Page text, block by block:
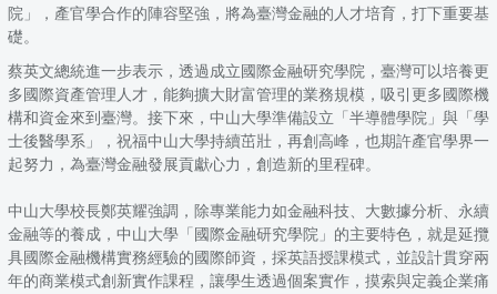
院」，產官學合作的陣容堅強，將為臺灣金融的人才培育，打下重要基
礎。
蔡英文總統進一步表示，透過成立國際金融研究學院，臺灣可以培養更
多國際資產管理人才，能夠擴大財富管理的業務規模，吸引更多國際機
構和資金來到臺灣。接下來，中山大學準備設立「半導體學院」與「學
士後醫學系」，祝福中山大學持續茁壯，再創高峰，也期許產官學界一
起努力，為臺灣金融發展貢獻心力，創造新的里程碑。
中山大學校長鄭英耀強調，除專業能力如金融科技、大數據分析、永續
金融等的養成，中山大學「國際金融研究學院」的主要特色，就是延攬
具國際金融機構實務經驗的國際師資，採英語授課模式，並設計貫穿兩
年的商業模式創新實作課程，讓學生透過個案實作，摸索與定義企業痛